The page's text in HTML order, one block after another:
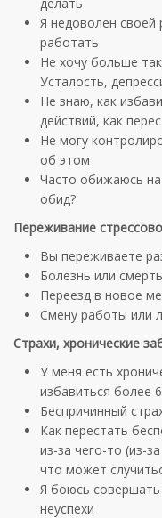
Я недоволен своей
работать
Не хочу больше
Усталость,
Не знаю, как
действий, как
Не могу
об этом
Часто обижаюсь
обид?
Переживание
Вы переживаете
Болезнь или
Переезд в новое
Смену работы или
Страхи, хронические
У меня есть
избавиться более
Беспричинный
Как перестать
из-за чего-то (из-
что может
Я боюсь
неуспехи